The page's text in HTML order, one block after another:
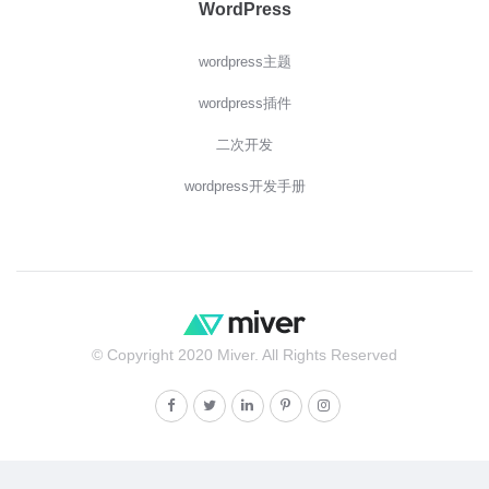
WordPress
wordpress主题
wordpress插件
二次开发
wordpress开发手册
© Copyright 2020 Miver. All Rights Reserved